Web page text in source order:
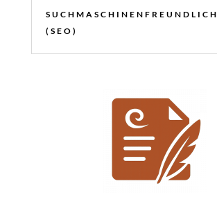
SUCHMASCHINENFREUNDLICH
(SEO)